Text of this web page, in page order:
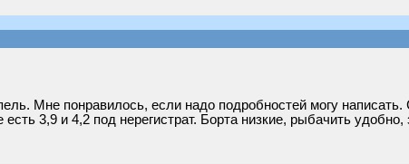
Мне понравилось, если надо подробностей могу
3,9 и 4,2 под нерегистрат. Борта низкие, рыбачить